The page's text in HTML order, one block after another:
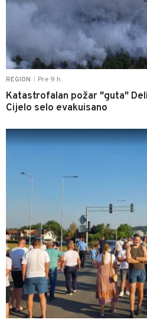
REGION Pre 9 h
Katastrofalan požar "guta"
Cijelo selo evakuisano